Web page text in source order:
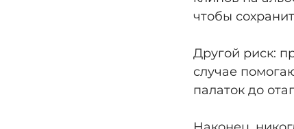
чтобы
Другой риск:
случае
палаток до